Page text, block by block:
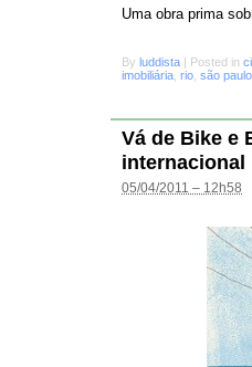
Uma obra prima
By luddista | Posted in
imobiliária rio são paulo
Vá de Bike e
internacional
05/04/2011 – 12h58